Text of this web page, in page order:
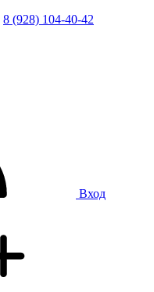
8 (928) 104-40-42
Вход